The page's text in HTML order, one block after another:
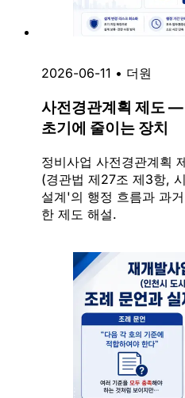
2026-06-11 • 더원
사전경관계획 제도 —
초기에 줄이는 장치
정비사업 사전경관계획
(경관법 제27조 제3항,
설계'의 행정 흐름과 과
한 제도 해설.